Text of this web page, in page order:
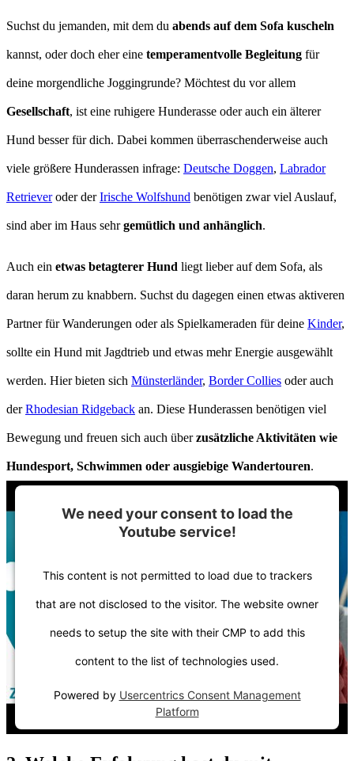
Suchst du jemanden, mit dem du abends auf dem Sofa kuscheln
kannst, oder doch eher eine temperamentvolle Begleitung für
deine morgendliche Joggingrunde? Möchtest du vor allem
Gesellschaft, ist eine ruhigere Hunderasse oder auch ein älterer
Hund besser für dich. Dabei kommen überraschenderweise auch
viele größere Hunderassen infrage: Deutsche Doggen, Labrador
Retrieveroder derIrische Wolfshund benötigen zwar viel Auslauf,
sind aber im Haus sehrgemütlich und anhänglich.
Auch ein etwas betagterer Hund liegt lieber auf dem Sofa, als
daran herum zu knabbern. Suchst du dagegen einen etwas aktiveren
Partner für Wanderungen oder als Spielkameraden für deine Kinder,
sollte ein Hund mit Jagdtrieb und etwas mehr Energie ausgewählt
werden. Hier bieten sich Münsterländer, Border Collies oder auch
derRhodesian Ridgeback an. Diese Hunderassen benötigen viel
Bewegung und freuen sich auch überzusätzliche Aktivitäten wie
Hundesport, Schwimmen oder ausgiebige Wandertouren.
We need your consent to load the
Youtube service!
This content is not permitted to load due to trackers
that are not disclosed to the visitor. The website owner
needs to setup the site with their CMP to add this
content to the list of technologies used.
Powered by Usercentrics Consent Management
Platform